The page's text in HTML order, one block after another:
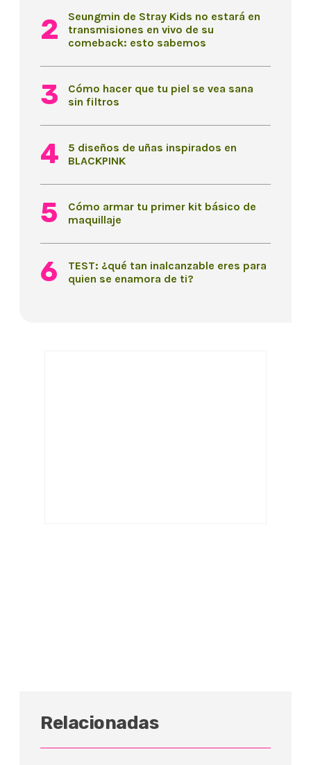
Seungmin de Stray Kids no estará en
transmisiones en vivo de su
comeback: esto sabemos
Cómo hacer que tu piel se vea sana
sin filtros
5 diseños de uñas inspirados en
BLACKPINK
Cómo armar tu primer kit básico de
maquillaje
TEST: ¿qué tan inalcanzable eres para
quien se enamora de ti?
Relacionadas